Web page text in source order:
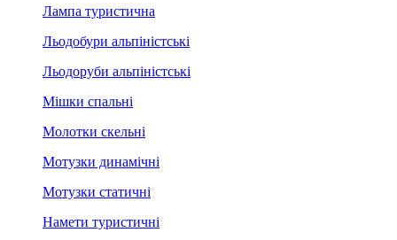
Лампа туристична
Льодобури альпіністські
Льодоруби альпіністські
Мішки спальні
Молотки скельні
Мотузки динамічні
Мотузки статичні
Намети туристичні